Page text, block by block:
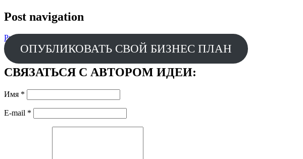
Post navigation
Prev
ОПУБЛИКОВАТЬ СВОЙ БИЗНЕС ПЛАН
СВЯЗАТЬСЯ С АВТОРОМ ИДЕИ:
Имя *
E-mail *